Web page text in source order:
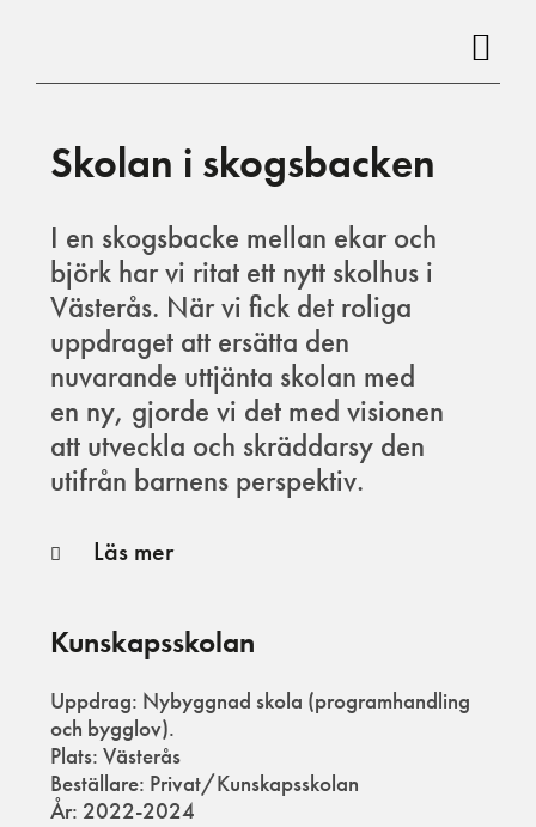
innehåll
Skolan i skogsbacken
I en skogsbacke mellan ekar och
björk har vi ritat ett nytt skolhus i
Västerås. När vi fick det roliga
uppdraget att ersätta den
nuvarande uttjänta skolan med
en ny, gjorde vi det med visionen
att utveckla och skräddarsy den
utifrån barnens perspektiv.
Läs mer
Kunskapsskolan
Uppdrag: Nybyggnad skola (programhandling
och bygglov).
Plats: Västerås
Beställare: Privat/Kunskapsskolan
År: 2022-2024